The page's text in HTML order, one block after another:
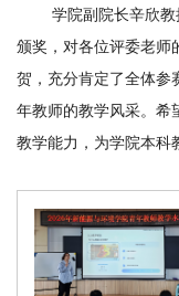
学院副院长辛欣教
颁奖，对各位评委老师
贺，充分肯定了全体参
年教师的教学风采。希
教学能力，为学院本科